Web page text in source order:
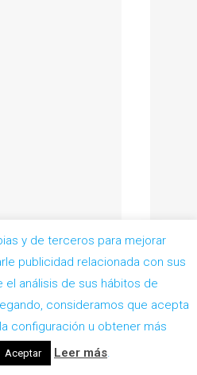
Pedir Cita
y de terceros para mejorar
publicidad relacionada con sus
análisis de sus hábitos de
consideramos que acepta
configuración u obtener más
Aceptar Leer más.